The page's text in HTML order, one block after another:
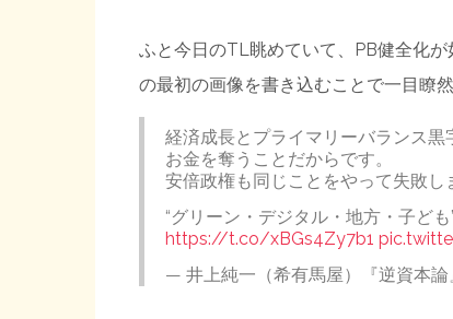
ふと今日のTL眺めていて、PB健全化
の最初の画像を書き込むことで一目瞭
経済成長とプライマリーバランス
お金を奪うことだからです。
安倍政権も同じことをやって失敗し
“グリーン・デジタル・地方・子ど
https://t.co/xBGs4Zy7b1
— 井上純一（希有馬屋）『逆資本論